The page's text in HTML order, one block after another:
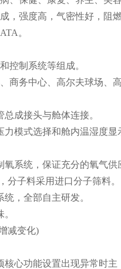
，强度高，气密性好，阻
。
控制系统等组成。
商务中心、高尔夫球场、高
成接头与舱体连接。
力模式选择和舱内温湿度
系统，保证充分的氧气供
，分子料采用进口分子筛料。
，全部自主研发。
减变化)
核心功能设置出现异常时主